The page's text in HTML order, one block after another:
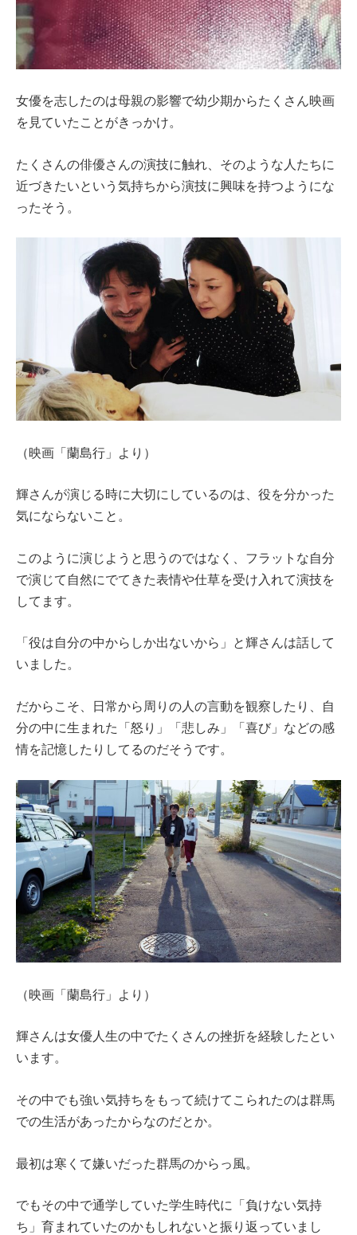
女優を志したのは母親の影響で幼少期からたくさん映画
を見ていたことがきっかけ。
たくさんの俳優さんの演技に触れ、そのような人たちに
近づきたいという気持ちから演技に興味を持つようにな
ったそう。
（映画「蘭島行」より）
輝さんが演じる時に大切にしているのは、役を分かった
気にならないこと。
このように演じようと思うのではなく、フラットな自分
で演じて自然にでてきた表情や仕草を受け入れて演技を
してます。
「役は自分の中からしか出ないから」と輝さんは話して
いました。
だからこそ、日常から周りの人の言動を観察したり、自
分の中に生まれた「怒り」「悲しみ」「喜び」などの感
情を記憶したりしてるのだそうです。
（映画「蘭島行」より）
輝さんは女優人生の中でたくさんの挫折を経験したとい
います。
その中でも強い気持ちをもって続けてこられたのは群馬
での生活があったからなのだとか。
最初は寒くて嫌いだった群馬のからっ風。
でもその中で通学していた学生時代に「負けない気持
ち」育まれていたのかもしれないと振り返っていまし